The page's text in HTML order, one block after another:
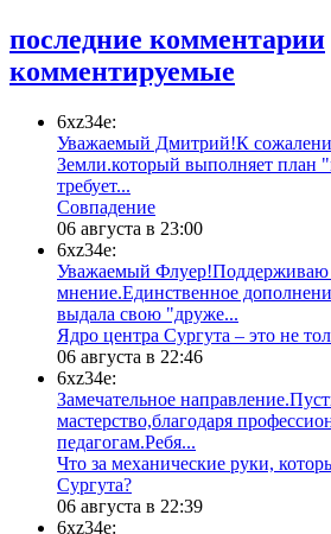
последние комментарии
комментируемые
6xz34e:
Уважаемый Дмитрий!К
Земли.который выполняет план
требует...
​Совпадение
06 августа в 23:00
6xz34e:
Уважаемый
мнение.Единственное
выдала свою "друже...
​Ядро центра Сургута ‒ это не
06 августа в 22:46
6xz34e:
Замечательное
мастерство,благодаря
педагогам.Ребя...
​Что за механические руки,
Сургута?
06 августа в 22:39
6xz34e: